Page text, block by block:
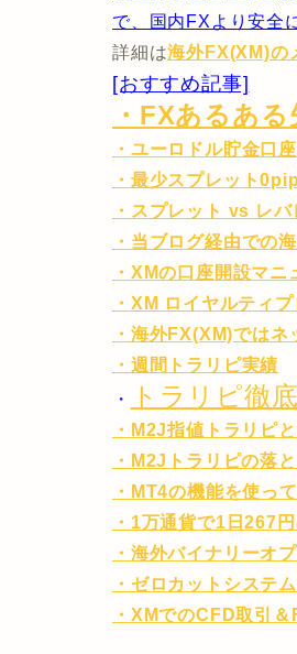
で、国内FXより安全
詳細は海外FX(XM)の
[おすすめ記事]
・FXあるあ
・ユーロドル貯金口
・最少スプレット
・スプレット vs レ
・当ブログ経由での
・XMの口座開設マニ
・XM ロイヤルティ
・海外FX(XM)では
・週間トラリピ実績
・
トラリピ徹
・M2J指値トラリピ
・M2Jトラリピの落
・MT4の機能を使っ
・1万通貨で1日267
・海外バイナリーオ
・ゼロカットシステ
・XMでのCFD取引